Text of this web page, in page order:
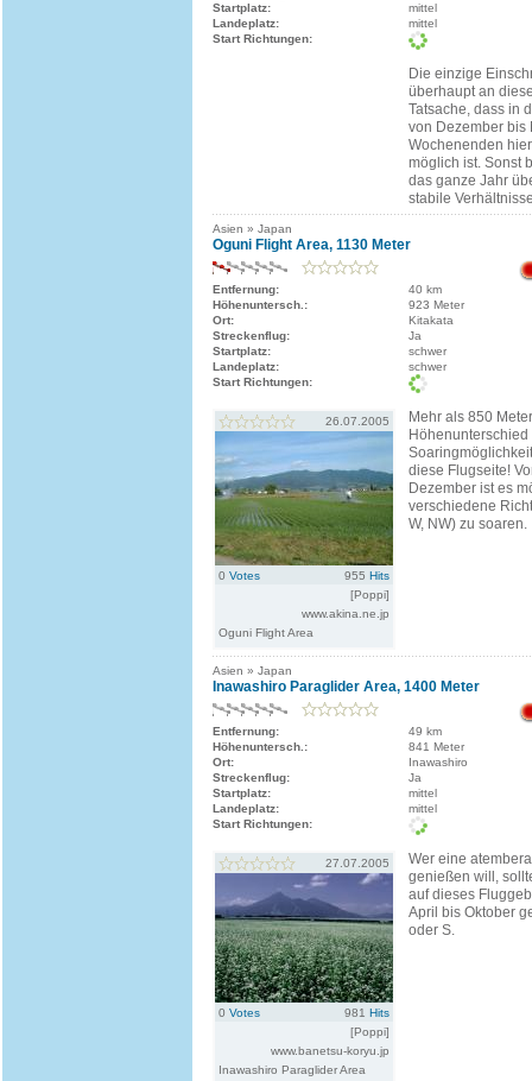
Startplatz:
mittel
Landeplatz:
mittel
Start Richtungen:
Die einzige
überhaupt an
Tatsache, dass in
von Dezember bis
Wochenenden
möglich ist. Sonst
das ganze Jahr
stabile
Asien » Japan
Oguni Flight Area, 1130 Meter
Entfernung:
40 km
Höhenuntersch.:
923 Meter
Ort:
Kitakata
Streckenflug:
Ja
Startplatz:
schwer
Landeplatz:
schwer
Start Richtungen:
26.07.2005
0 Votes 955 Hits
[Poppi]
www.akina.ne.jp
Oguni Flight Area
Mehr als 850 Meter
diese Flugseite!
Dezember ist es
verschiedene
W, NW) zu soaren.
Asien » Japan
Inawashiro Paraglider Area, 1400 Meter
Entfernung:
49 km
Höhenuntersch.:
841 Meter
Ort:
Inawashiro
Streckenflug:
Ja
Startplatz:
mittel
Landeplatz:
mittel
Start Richtungen:
27.07.2005
0 Votes 981 Hits
[Poppi]
www.banetsu-koryu.jp
Inawashiro Paraglider Area
Wer eine
genießen will,
auf dieses
April bis Oktober
oder S.